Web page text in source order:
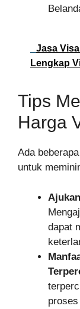
Jasa
Lengkap
Tips
Harga
Ada
untuk
dapat